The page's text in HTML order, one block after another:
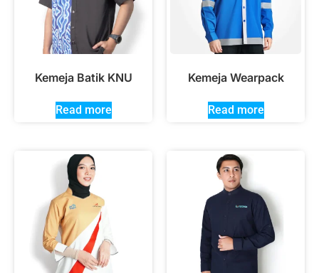
Kemeja Batik KNU
Read more
Kemeja Wearpack
Read more